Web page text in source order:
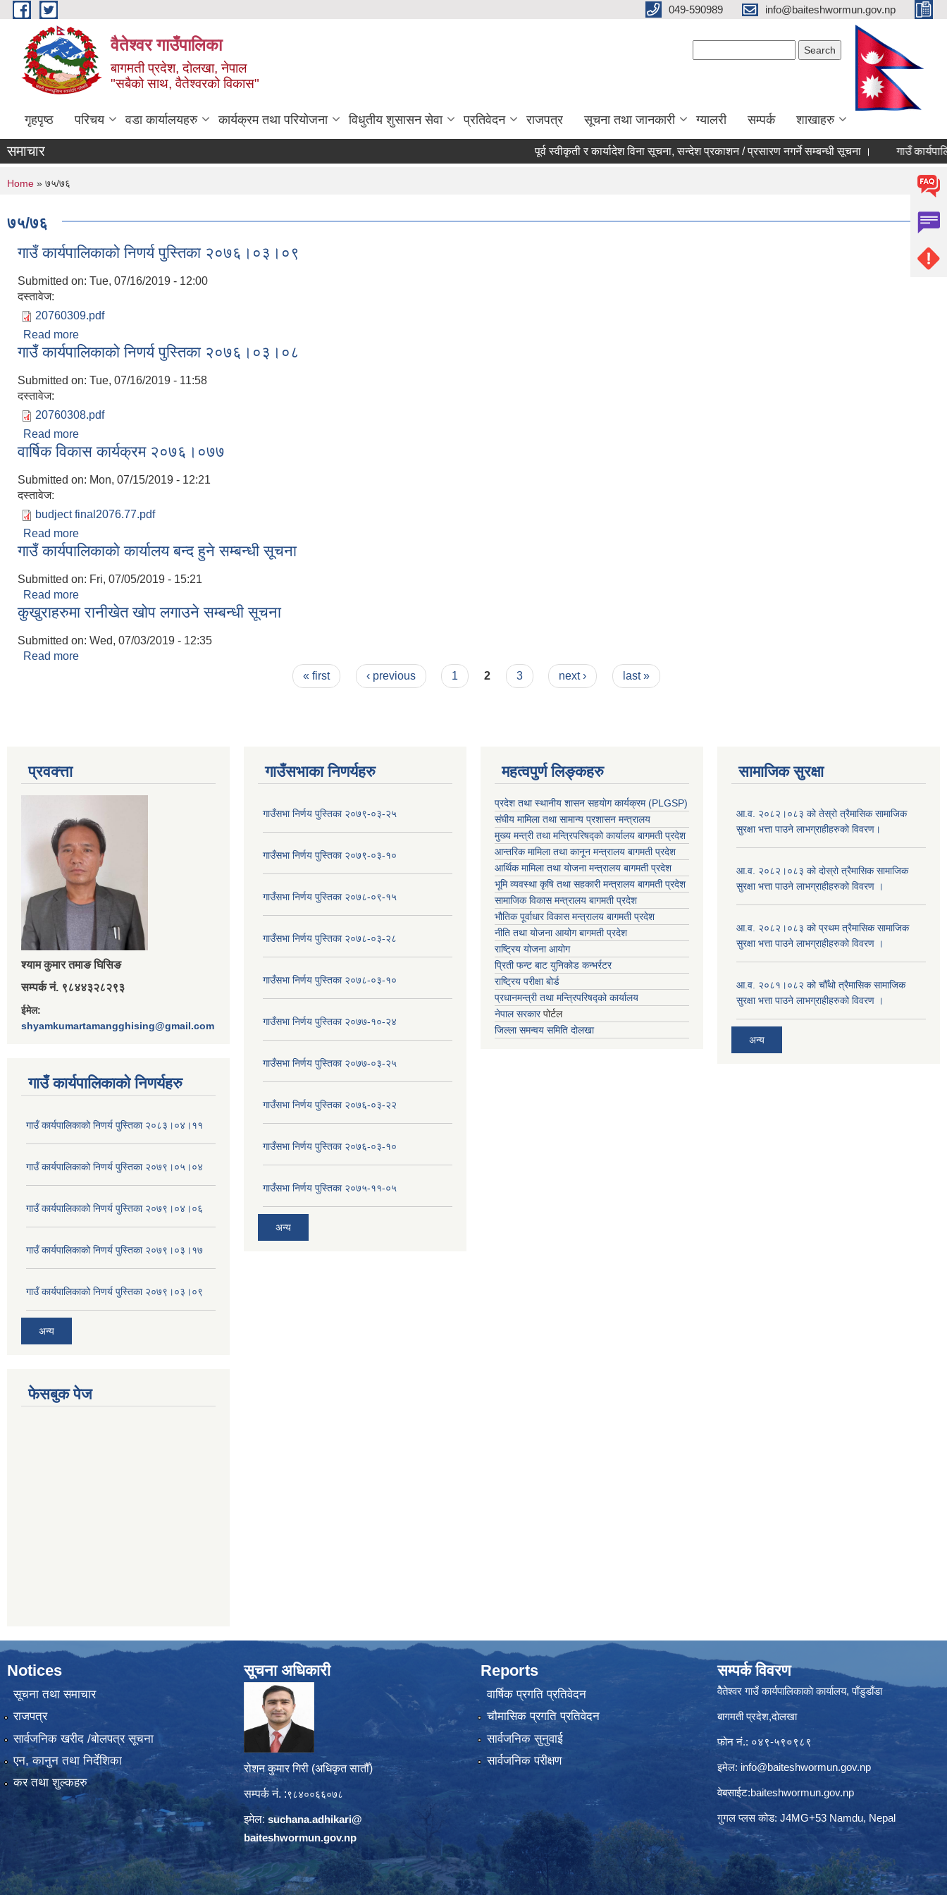
Skip to main content 049-590989 info@baiteshwormun.gov.np
वैतेश्वर गाउँपालिका
बागमती प्रदेश, दाेलखा, नेपाल
"सबैको साथ, वैतेश्वरको विकास"
गृहपृष्ठ परिचय वडा कार्यालयहरु कार्यक्रम तथा परियोजना विधुतीय शुसासन सेवा प्रतिवेदन राजपत्र सूचना तथा जानकारी ग्यालरी सम्पर्क शाखाहरु
समाचार पूर्व स्वीकृती र कार्यादेश विना सूचना, सन्देश प्रकाशन / प्रसारण नगर्ने सम्बन्धी सूचना । गाउँ
You are here
Home » ७५/७६
७५/७६
गाउँ कार्यपालिकाको निणर्य पुस्तिका २०७६।०३।०९
Submitted on: Tue, 07/16/2019 - 12:00
दस्तावेज:
20760309.pdf
Read more
गाउँ कार्यपालिकाको निणर्य पुस्तिका २०७६।०३।०८
Submitted on: Tue, 07/16/2019 - 11:58
दस्तावेज:
20760308.pdf
Read more
वार्षिक विकास कार्यक्रम २०७६।०७७
Submitted on: Mon, 07/15/2019 - 12:21
दस्तावेज:
budject final2076.77.pdf
Read more
गाउँ कार्यपालिकाकाे कार्यालय बन्द हुने सम्बन्धी सूचना
Submitted on: Fri, 07/05/2019 - 15:21
Read more
कुखुराहरुमा रानीखेत खाेप लगाउने सम्बन्धी सूचना
Submitted on: Wed, 07/03/2019 - 12:35
Read more
« first ‹ previous 1 2 3 next › last »
प्रवक्त्ता
श्‍याम कुमार तमाङ घिसिङ
सम्पर्क नं. ९८४४३२८२९३
ईमेल:
shyamkumartamangghising@gmail.com
गाउँ कार्यपालिकाकाे निणर्यहरु
गाउँ कार्यपालिकाको निणर्य पुस्तिका २०८३।०४।११
गाउँ कार्यपालिकाको निणर्य पुस्तिका २०७९।०५।०४
गाउँ कार्यपालिकाको निणर्य पुस्तिका २०७९।०४।०६
गाउँ कार्यपालिकाको निणर्य पुस्तिका २०७९।०३।१७
गाउँ कार्यपालिकाको निणर्य पुस्तिका २०७९।०३।०९
अन्य
गाउँसभाका निणर्यहरु
गाउँसभा निर्णय पुस्तिका २०७९-०३-२५
गाउँसभा निर्णय पुस्तिका २०७९-०३-१०
गाउँसभा निर्णय पुस्तिका २०७८-०९-१५
गाउँसभा निर्णय पुस्तिका २०७८-०३-२८
गाउँसभा निर्णय पुस्तिका २०७८-०३-१०
गाउँसभा निर्णय पुस्तिका २०७७-१०-२४
गाउँसभा निर्णय पुस्तिका २०७७-०३-२५
गाउँसभा निर्णय पुस्तिका २०७६-०३-२२
गाउँसभा निर्णय पुस्तिका २०७६-०३-१०
गाउँसभा निर्णय पुस्तिका २०७५-११-०५
अन्य
महत्वपुर्ण लिङ्कहरु
प्रदेश तथा स्थानीय शासन सहयाेग कार्यक्रम (PLGSP)
संघीय मामिला तथा सामान्य प्रशासन मन्त्रालय
मुख्य मन्त्री तथा मन्त्रिपरिषद्को कार्यालय बागमती प्रदेश
आन्तरिक मामिला तथा कानून मन्त्रालय बागमती प्रदेश
आर्थिक मामिला तथा योजना मन्त्रालय बागमती प्रदेश
भूमि व्यवस्था कृषि तथा सहकारी मन्त्रालय बागमती प्रदेश
सामाजिक विकास मन्त्रालय बागमती प्रदेश
भौतिक पूर्वाधार विकास मन्त्रालय बागमती प्रदेश
नीति तथा योजना आयोग बागमती प्रदेश
राष्ट्रिय योजना आयोग
प्रिती फन्ट बाट युनिकोड कन्भर्रटर
राष्ट्रिय परीक्षा बोर्ड
प्रधानमन्त्री तथा मन्त्रिपरिषद्को कार्यालय
नेपाल सरकारपोर्टल
जिल्ला समन्वय समिति दोलखा
सामाजिक सुरक्षा
आ.व. २०८२।०८३ को तेस्रो त्रैमासिक सामाजिक
सुरक्षा भत्ता पाउने लाभग्राहीहरुको विवरण।
आ.व. २०८२।०८३ को दोस्रो त्रैमासिक सामाजिक
सुरक्षा भत्ता पाउने लाभग्राहीहरुको विवरण ।
आ.व. २०८२।०८३ को प्रथम त्रैमासिक सामाजिक
सुरक्षा भत्ता पाउने लाभग्राहीहरुको विवरण ।
आ.व. २०८१।०८२ को चौँथो त्रैमासिक सामाजिक
सुरक्षा भत्ता पाउने लाभग्राहीहरुको विवरण ।
अन्य
फेसबुक पेज
Notices
सूचना तथा समाचार
राजपत्र
सार्वजनिक खरीद /बोलपत्र सूचना
एन, कानुन तथा निर्देशिका
कर तथा शुल्कहरु
सूचना अधिकारी
रोशन कुमार गिरी (अधिकृत सातौँ)
सम्पर्क नं. :९८४००६६०७८
इमेल: suchana.adhikari@
baiteshwormun.gov.np
Reports
वार्षिक प्रगति प्रतिवेदन
चौमासिक प्रगति प्रतिवेदन
सार्वजनिक सुनुवाई
सार्वजनिक परीक्षण
सम्पर्क विवरण
वैेतेश्वर गाउँ कार्यपालिकाकाे कार्यालय, पाँडुडाँडा
बागमती‌ प्रदेश,दाेलखा
फोन नं.: ०४९-५९०९८९
इमेल: info@baiteshwormun.gov.np
वेबसाईट:baiteshwormun.gov.np
गुगल प्लस कोड: J4MG+53 Namdu, Nepal